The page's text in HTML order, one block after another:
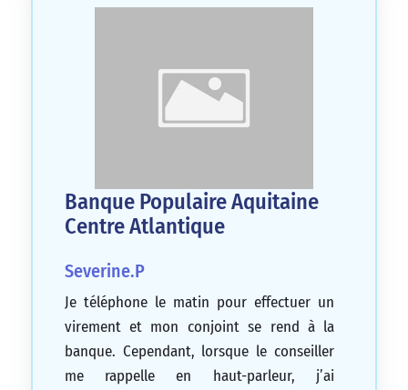
Banque Populaire Aquitaine
Centre Atlantique
Severine.P
Je téléphone le matin pour effectuer un
virement et mon conjoint se rend à la
banque. Cependant, lorsque le conseiller
me rappelle en haut-parleur, j’ai